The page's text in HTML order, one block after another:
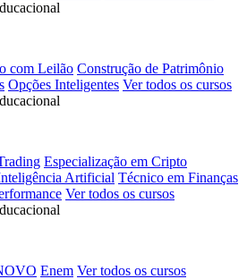
com Leilão Construção de Patrimônio
Opções Inteligentes Ver todos os cursos
Especialização em Cripto
Artificial Técnico em Finanças
Ver todos os cursos
Enem Ver todos os cursos